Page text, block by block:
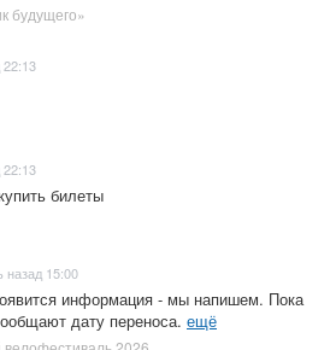
будущего»
22:13
22:13
билеты
назад 15:00
информация - мы напишем. Пока
дату переноса. ещё